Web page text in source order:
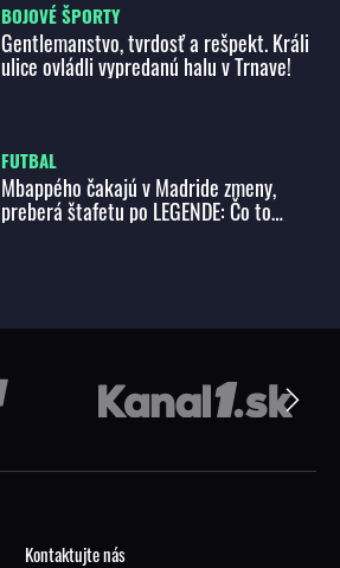
BOJOVÉ ŠPORTY
Gentlemanstvo, tvrdosť a rešpekt. Králi
ulice ovládli vypredanú halu v Trnave!
FUTBAL
Mbappého čakajú v Madride zmeny,
preberá štafetu po LEGENDE: Čo to
Kontaktujte nás